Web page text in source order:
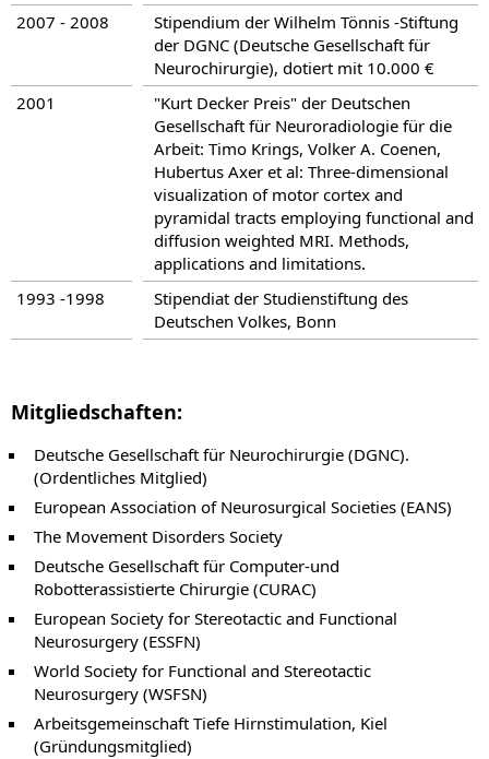
2007 - 2008
Stipendium der Wilhelm Tönnis -Stiftung
der DGNC (Deutsche Gesellschaft für
Neurochirurgie), dotiert mit 10.000 €
2001
"Kurt Decker Preis" der Deutschen
Gesellschaft für Neuroradiologie für die
Arbeit: Timo Krings, Volker A. Coenen,
Hubertus Axer et al: Three-dimensional
visualization of motor cortex and
pyramidal tracts employing functional and
diffusion weighted MRI. Methods,
applications and limitations.
1993 -1998
Stipendiat der Studienstiftung des
Deutschen Volkes, Bonn
Mitgliedschaften:
Deutsche Gesellschaft für Neurochirurgie (DGNC).
(Ordentliches Mitglied)
European Association of Neurosurgical Societies (EANS)
The Movement Disorders Society
Deutsche Gesellschaft für Computer-und
Robotterassistierte Chirurgie (CURAC)
European Society for Stereotactic and Functional
Neurosurgery (ESSFN)
World Society for Functional and Stereotactic
Neurosurgery (WSFSN)
Arbeitsgemeinschaft Tiefe Hirnstimulation, Kiel
(Gründungsmitglied)